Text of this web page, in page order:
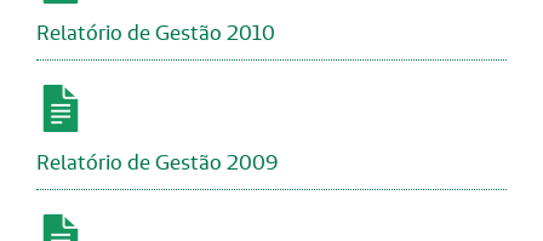
Relatório de Gestão 2010
Relatório de Gestão 2009